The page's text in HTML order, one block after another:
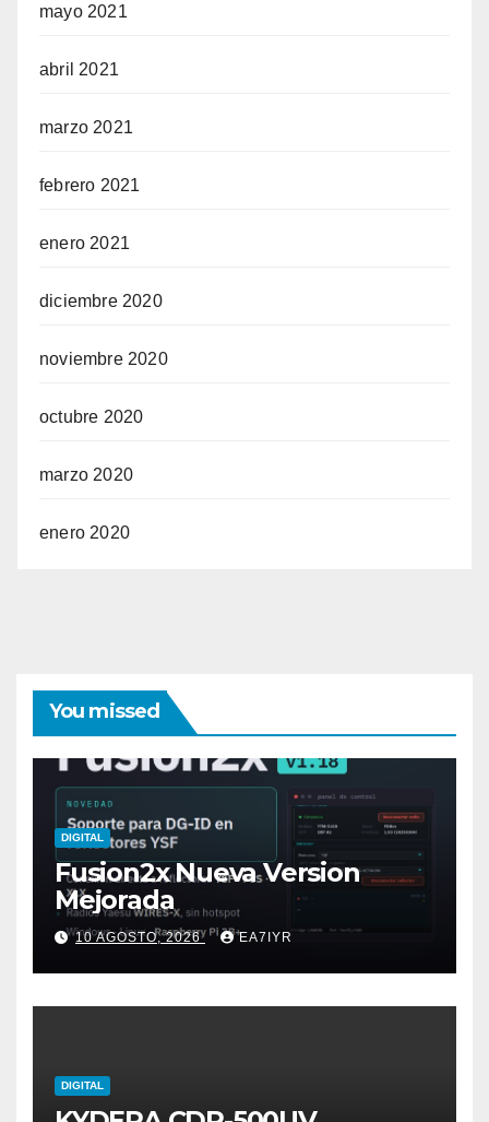
mayo 2021
abril 2021
marzo 2021
febrero 2021
enero 2021
diciembre 2020
noviembre 2020
octubre 2020
marzo 2020
enero 2020
You missed
DIGITAL
Fusion2x Nueva Version
Mejorada
10 AGOSTO, 2026 EA7IYR
DIGITAL